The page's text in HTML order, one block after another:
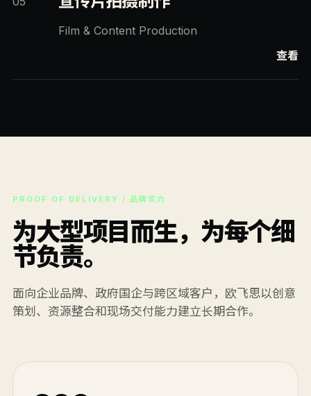
Film & Content Production
查看
PROOF OF DELIVERY / 品牌实力
为大型项目而生，为每个细
节负责。
面向企业品牌、政府国企与跨区域客户，欧飞思以创意
策划、资源整合和现场交付能力建立长期合作。